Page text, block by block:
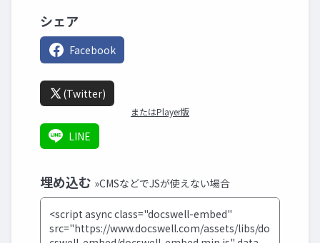
シェア
Facebook
(Twitter)
またはPlayer版
LINE
埋め込む »CMSなどでJSが使えない場合